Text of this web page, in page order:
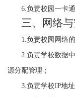
6.负责校园一卡
三、网络与
1.负责校园网络
2.负责学校数据
源分配管理；
3.负责学校IP地